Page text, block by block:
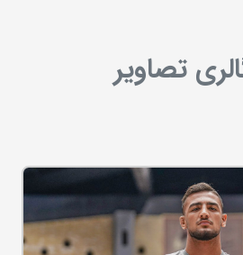
تصاویر